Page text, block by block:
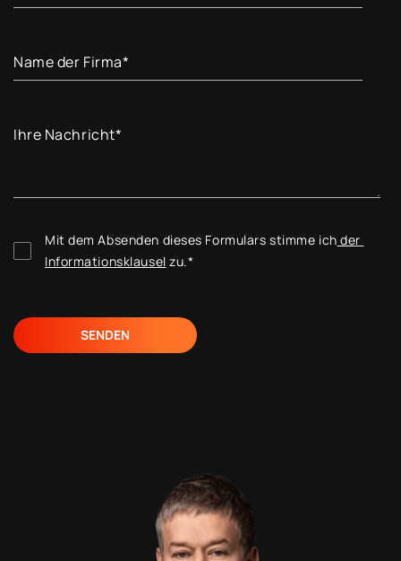
Name der Firma*
Ihre Nachricht*
Mit dem Absenden dieses Formulars stimme ich der
Informationsklausel zu.*